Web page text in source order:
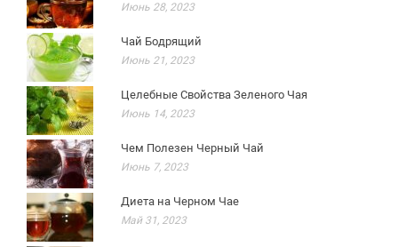
Июнь 28, 2023
Чай Бодрящий
Июнь 21, 2023
Целебные Свойства Зеленого Чая
Июнь 14, 2023
Чем Полезен Черный Чай
Июнь 7, 2023
Диета на Черном Чае
Май 31, 2023